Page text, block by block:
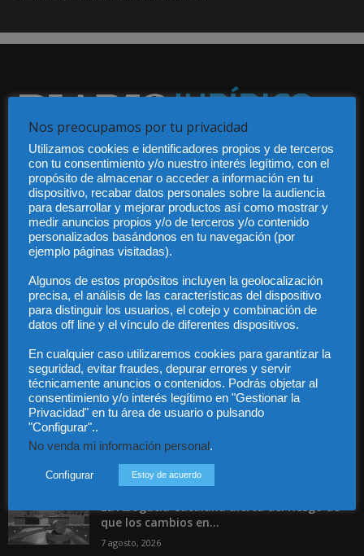
Audiencia y Publicidad
Quiénes somos
Legal
Privacidad
Contacto
Guía Colaboradores
Contáctanos:info@diariojuridico.com
Incluso más noticias
es el referente en derecho...
7 agosto, 2026
que los cambios en...
7 agosto, 2026
Nos preocupamos por tu privacidad
Utilizamos cookies e identificadores propios y de terceros
con tu consentimiento y/o nuestro interés legítimo, con el
propósito de almacenar o acceder a información en tu
dispositivo, recabar datos personales sobre la audiencia
para desarrollar y mejorar productos así como mostrar y
medir anuncios propios y/o de terceros y/o contenido
personalizados basándonos en tu navegación (por
ejemplo páginas visitadas).
Algunos de estos propósitos incluyen la geolocalización
precisa, el análisis de las características del dispositivo
para distinguir los usuarios, el cotejo y combinación de
datos off line y el vínculo de diferentes dispositivos.
En cualquier caso utilizaremos cookies para garantizar la
seguridad, evitar fraudes, depurar errores y servir
técnicamente anuncios o contenidos. Podrás objetar al
consentimiento y/o interés legítimo en "Gestionar la
Privacidad" en tu área de usuario o pulsando
"Configurar"..
No venda mi información personal .
Configurar Estoy de acuerdo